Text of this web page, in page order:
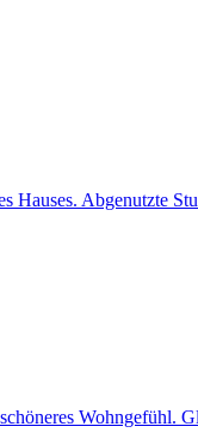
Hauses. Abgenutzte
Wohngefühl.